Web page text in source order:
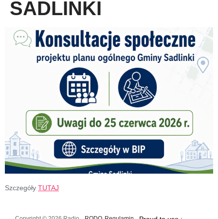
SADLINKI
Szczegóły TUTAJ